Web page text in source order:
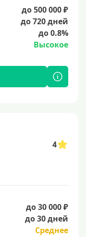
до 500 000 ₽
до 720 дней
до 0.8%
Высокое
4
до 30 000 ₽
до 30 дней
Среднее